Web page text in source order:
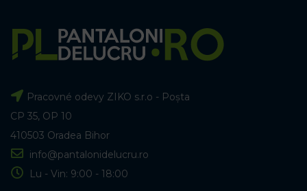
Pracovné odevy ZIKO s.r.o - Poșta
CP 35, OP 10
410503 Oradea Bihor
info@pantalonidelucru.ro
Lu - Vin: 9:00 - 18:00